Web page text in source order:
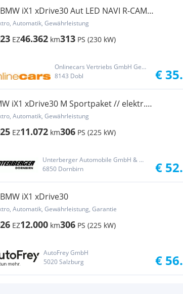
BMW iX1 xDrive30 Aut LED NAVI R-CAM
ASSIST
Automatik, Gewährleistung
EZ46.362 km313 PS (230 kW)
Onlinecars Vertriebs GmbH Gebrauchtwagen-Outlet  Werkstätte  Spenglerei  Lackiererei
8143 Dobl
€
iX1 xDrive30 M Sportpaket // elektr.
Automatik, Gewährleistung
EZ11.072 km306 PS (225 kW)
Unterberger Automobile GmbH & Co KG
6850 Dornbirn
€
BMW iX1 xDrive30
Automatik, Gewährleistung, Garantie
EZ12.000 km306 PS (225 kW)
AutoFrey GmbH
5020 Salzburg
€